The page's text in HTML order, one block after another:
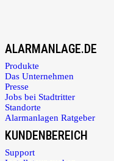
ALARMANLAGE.DE
Produkte
Das Unternehmen
Presse
Jobs bei Stadtritter
Standorte
Alarmanlagen Ratgeber
KUNDENBEREICH
Support